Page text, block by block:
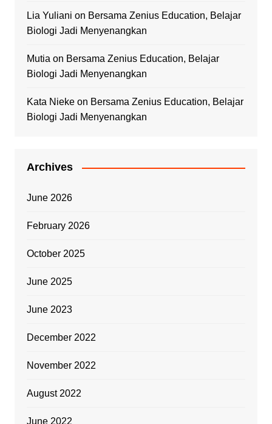
Lia Yuliani on Bersama Zenius Education, Belajar
Biologi Jadi Menyenangkan
Mutia on Bersama Zenius Education, Belajar
Biologi Jadi Menyenangkan
Kata Niekeon Bersama Zenius Education, Belajar
Biologi Jadi Menyenangkan
Archives
June 2026
February 2026
October 2025
June 2025
June 2023
December 2022
November 2022
August 2022
June 2022